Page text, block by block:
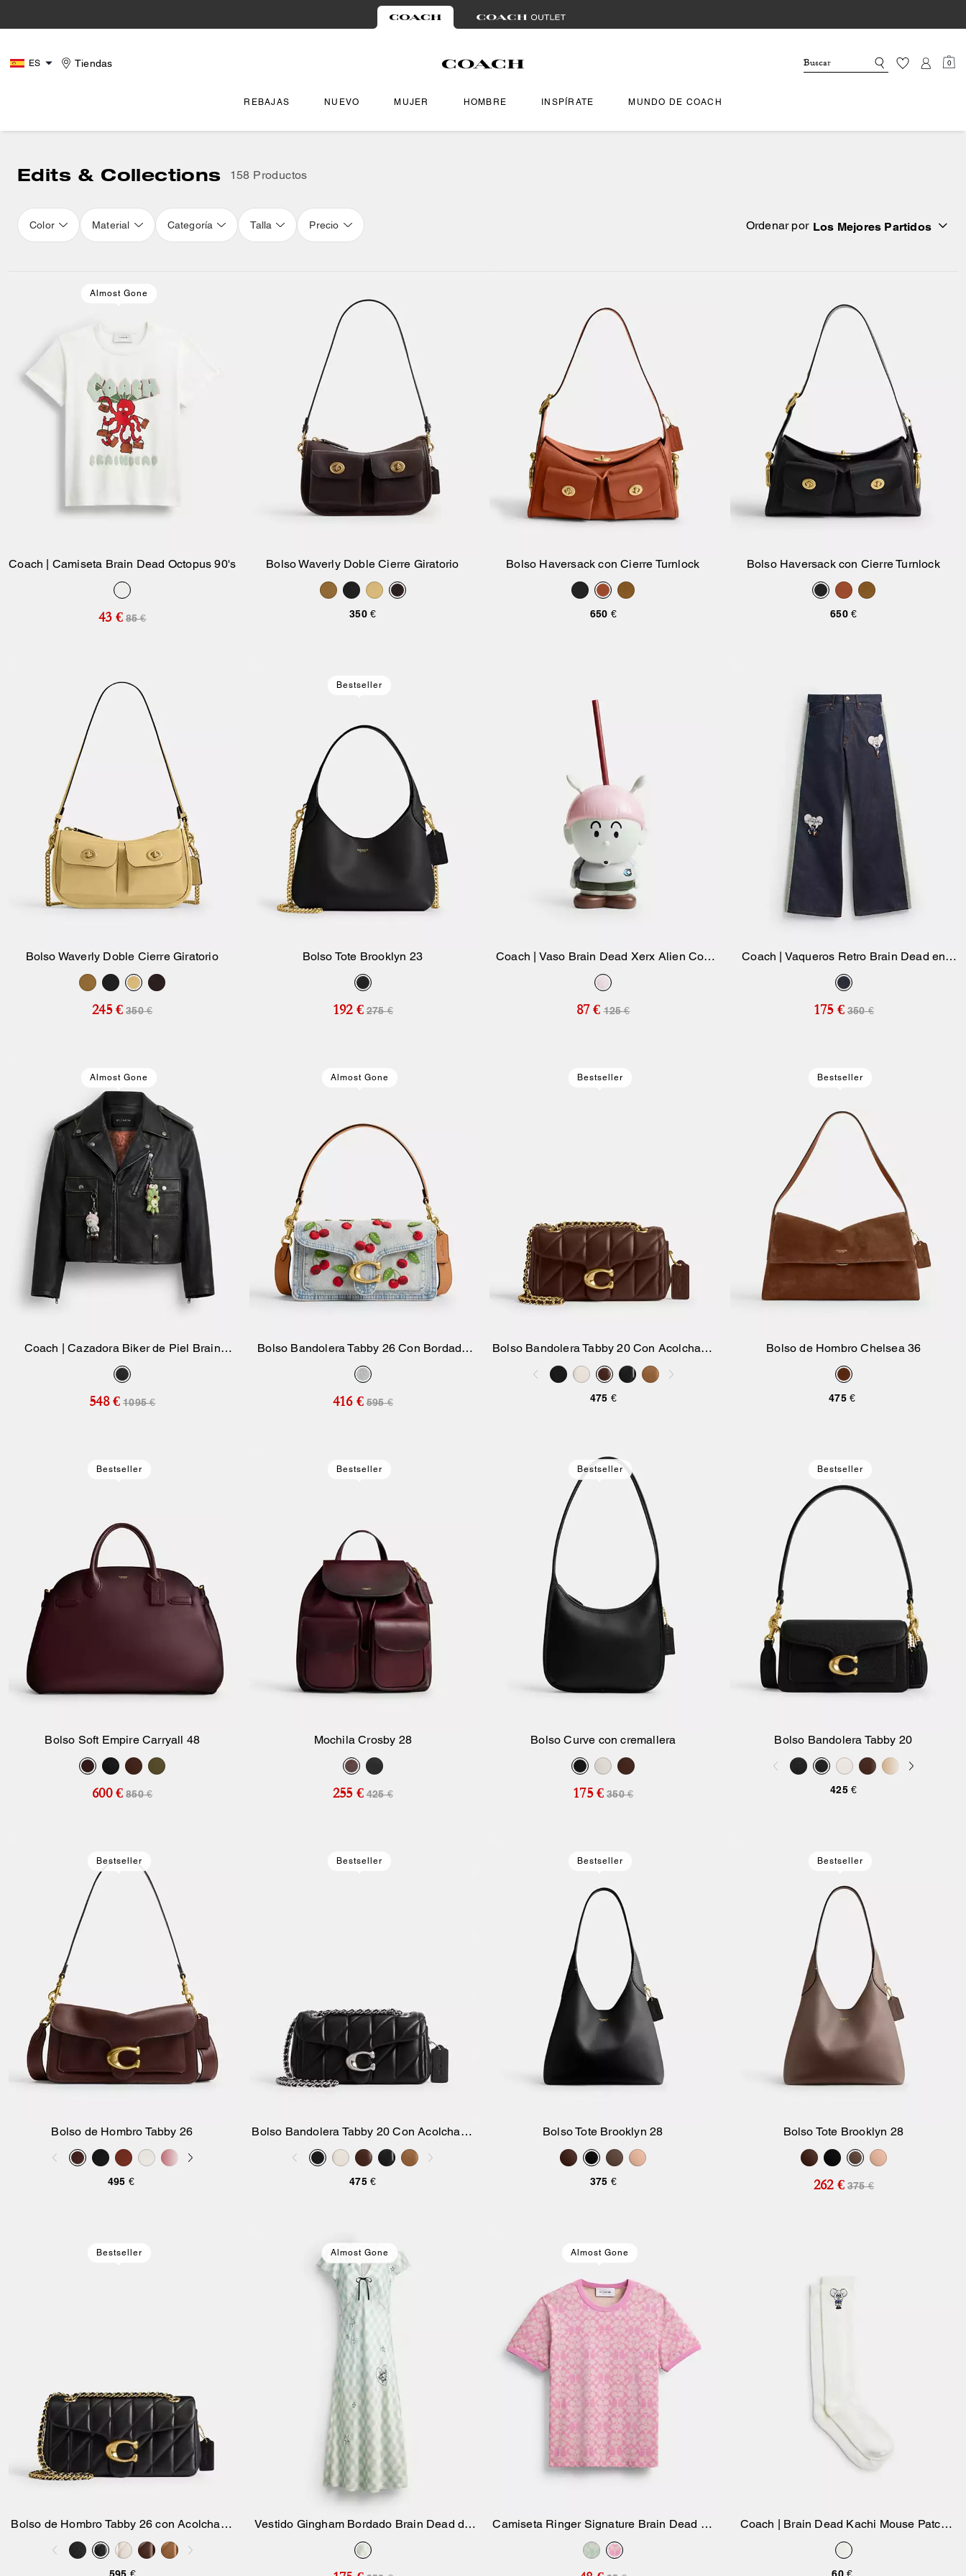
ES Tiendas 0
REBAJAS NUEVO MUJER HOMBRE INSPÍRATE MUNDO DE COACH
Edits & Collections 158 Productos
Color Material Categoría Talla Precio Ordenar por Los Mejores Partidos
Almost Gone
Coach | Camiseta Brain Dead Octopus 90's
43 € 85 €
Añadir A La Cesta
Bolso Waverly Doble Cierre Giratorio
350 €
Bolso Haversack con Cierre Turnlock
650 €
Bolso Haversack con Cierre Turnlock
650 €
Añadir A La Cesta
Bolso Waverly Doble Cierre Giratorio
245 € 350 €
Bestseller
Añadir A La Cesta
Bolso Tote Brooklyn 23
192 € 275 €
Coach | Vaso Brain Dead Xerx Alien Con
Pajita
87 € 125 €
Añadir A La Cesta
Coach | Vaqueros Retro Brain Dead en
Algodón Reciclado
175 € 350 €
Almost Gone
Coach | Cazadora Biker de Piel Brain
Dead
548 € 1095 €
Almost Gone
Añadir A La Cesta
Bolso Bandolera Tabby 26 Con Bordado
De Cereza
416 € 595 €
Bestseller
Añadir A La Cesta
Bolso Bandolera Tabby 20 Con Acolchado
Pillow
475 €
Bestseller
Bolso de Hombro Chelsea 36
475 €
Bestseller
Añadir A La Cesta
Bolso Soft Empire Carryall 48
600 € 850 €
Bestseller
Añadir A La Cesta
Mochila Crosby 28
255 € 425 €
Bestseller
Bolso Curve con cremallera
175 € 350 €
Bestseller
Añadir A La Cesta
Bolso Bandolera Tabby 20
425 €
Bestseller
Añadir A La Cesta
Bolso de Hombro Tabby 26
495 €
Bestseller
Añadir A La Cesta
Bolso Bandolera Tabby 20 Con Acolchado
Pillow
475 €
Bestseller
Añadir A La Cesta
Bolso Tote Brooklyn 28
375 €
Bestseller
Añadir A La Cesta
Bolso Tote Brooklyn 28
262 € 375 €
Bestseller
Añadir A La Cesta
Bolso de Hombro Tabby 26 con Acolchado
Pillow
595 €
Almost Gone
Vestido Gingham Bordado Brain Dead de
Coach
Almost Gone
Añadir A La Cesta
Camiseta Ringer Signature Brain Dead de
Coach
Coach | Brain Dead Kachi Mouse Patch
Lace Socks
60 €